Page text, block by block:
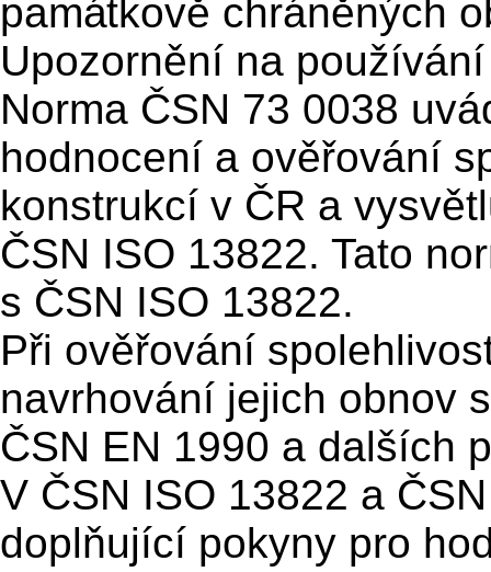
památkově chráněných
Upozornění na
Norma ČSN 73 0038
hodnocení a ověřování
konstrukcí v ČR a
ČSN ISO 13822. Tato
s ČSN ISO 13822.
Při ověřování
navrhování jejich obnov
ČSN EN 1990 a dalších
V ČSN ISO 13822 a
doplňující pokyny pro